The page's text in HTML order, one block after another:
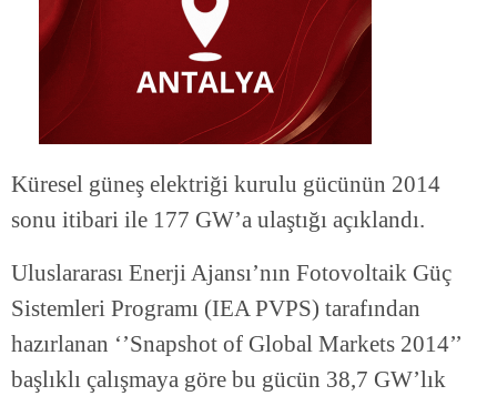
Küresel güneş elektriği kurulu gücünün 2014
sonu itibari ile 177 GW’a ulaştığı açıklandı.
Uluslararası Enerji Ajansı’nın Fotovoltaik Güç
Sistemleri Programı (IEA PVPS) tarafından
hazırlanan ‘’Snapshot of Global Markets 2014’’
başlıklı çalışmaya göre bu gücün 38,7 GW’lık